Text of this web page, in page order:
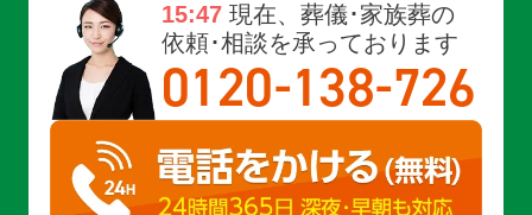
15:47 現在、葬儀･家族葬の
依頼･相談を承っております
0120-138-726